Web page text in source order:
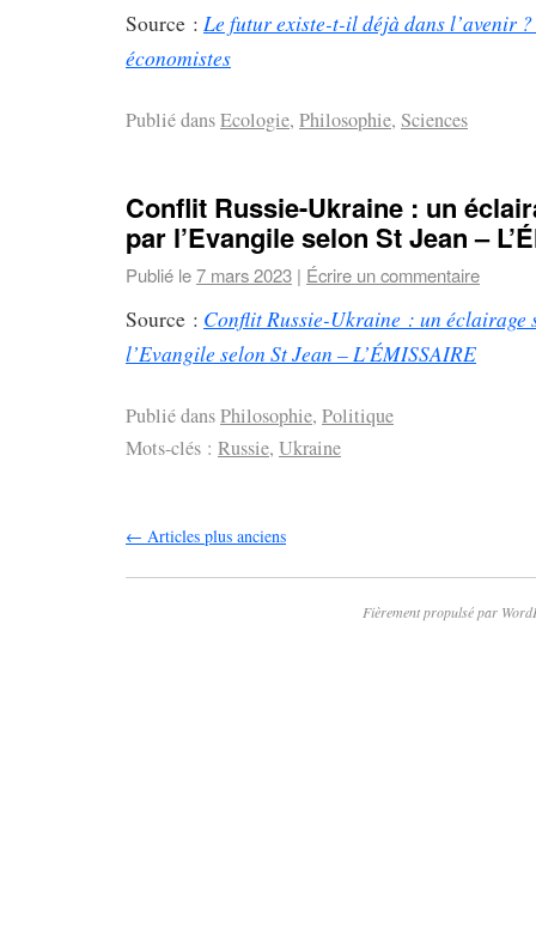
Source : Le futur existe-t-il déjà dans l’avenir
économistes
Publié dansEcologie, Philosophie, Sciences
Conflit Russie-Ukraine : un
par l’Evangile selon St Jean –
Publié le7 mars 2023 | Écrire un commentaire
Source : Conflit Russie-Ukraine : un
l’Evangile selon St Jean – L’ÉMISSAIRE
Publié dansPhilosophie, Politique
Mots-clés : Russie, Ukraine
← Articles plus anciens
Fièrement propulsé par